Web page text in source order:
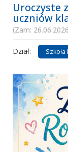
Uroczyste
uczniów
(Zam:
Dział: